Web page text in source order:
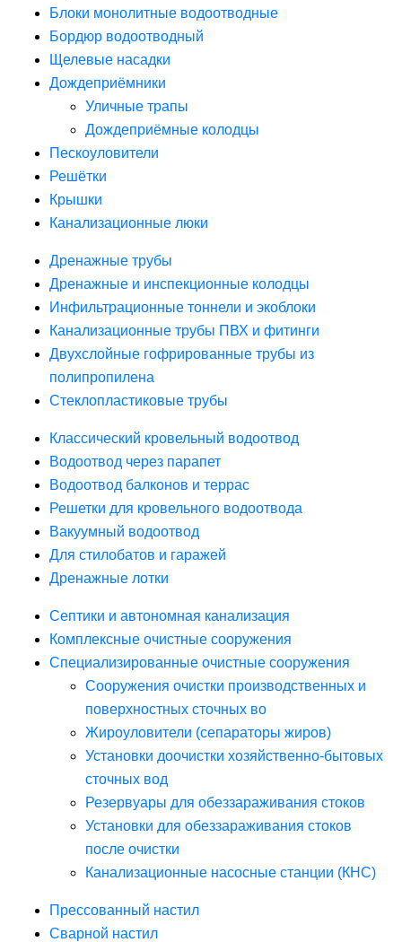
Блоки монолитные водоотводные
Бордюр водоотводный
Щелевые насадки
Дождеприёмники
Уличные трапы
Дождеприёмные колодцы
Пескоуловители
Решётки
Крышки
Канализационные люки
Дренажные трубы
Дренажные и инспекционные колодцы
Инфильтрационные тоннели и экоблоки
Канализационные трубы ПВХ и фитинги
Двухслойные гофрированные трубы из
полипропилена
Стеклопластиковые трубы
Классический кровельный водоотвод
Водоотвод через парапет
Водоотвод балконов и террас
Решетки для кровельного водоотвода
Вакуумный водоотвод
Для стилобатов и гаражей
Дренажные лотки
Септики и автономная канализация
Комплексные очистные сооружения
Специализированные очистные сооружения
Сооружения очистки производственных и
поверхностных сточных во
Жироуловители (сепараторы жиров)
Установки доочистки хозяйственно-бытовых
сточных вод
Резервуары для обеззараживания стоков
Установки для обеззараживания стоков
после очистки
Канализационные насосные станции (КНС)
Прессованный настил
Сварной настил